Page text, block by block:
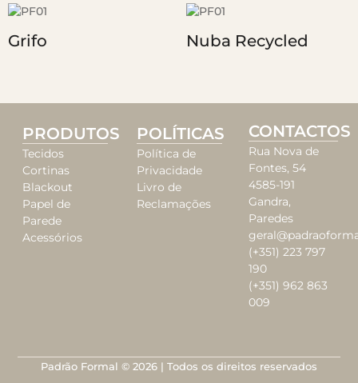
Grifo Nuba Recycled
PRODUTOS
Tecidos
Cortinas
Blackout
Papel de
Parede
Acessórios
POLÍTICAS
Política de
Privacidade
Livro de
Reclamações
CONTACTOS
Rua Nova de
Fontes, 54
4585-191
Gandra,
Paredes
(+351) 223 797
190
(+351) 962 863
009
Padrão Formal © 2026 | Todos os direitos reservados